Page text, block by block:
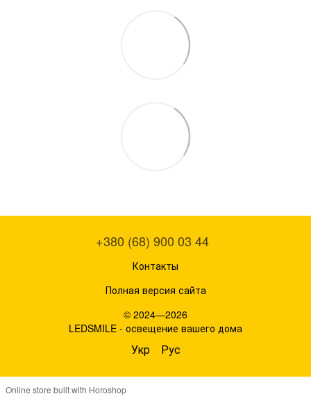
+380 (68) 900 03 44
Контакты
Полная версия сайта
© 2024—2026
LEDSMILE - освещение вашего дома
Укр Рус
Online store built with Horoshop